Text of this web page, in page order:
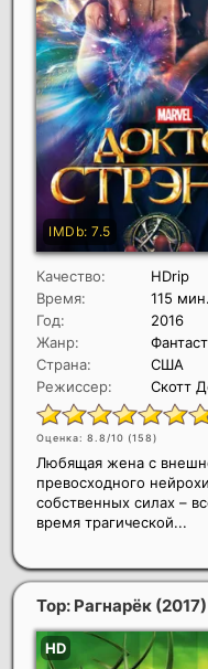
Качество:
HDrip
Время:
115 мин.
Год:
2016
Жанр:
Страна:
США
Режиссер:
Скотт
Оценка: 8.8/10 (158)
Любящая жена с
превосходного
собственных силах –
время трагической...
Тор: Рагнарёк (2017)